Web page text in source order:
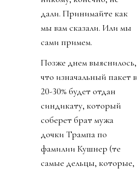
дали. Принимайте как
мы вам сказали. Или мы
сами примем.
Позже днем выяснилось,
что изначальный пакет в
20-30% будет отдан
синдикату, который
соберет брат мужа
дочки Трампа по
фамилии Кушнер (те
самые дельцы, которые,